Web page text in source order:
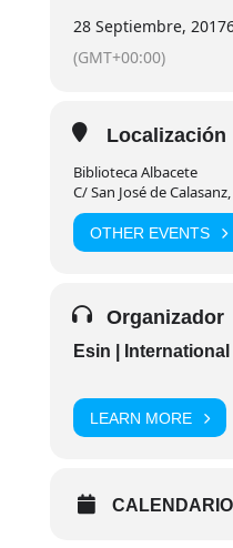
28 Septiembre, 2017
(GMT+00:00)
Localización
Biblioteca Albacete
C/ San José de
OTHER EVENTS
Organizador
Esin | International
LEARN MORE
CALENDARIO